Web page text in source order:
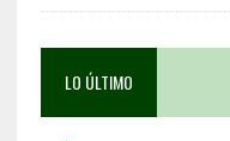
LO ÚLTIMO